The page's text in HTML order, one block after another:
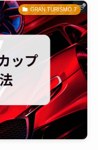
GRAN TURISMO 7